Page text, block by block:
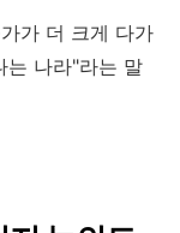
가 더 크게 다가
는 나라"라는 말